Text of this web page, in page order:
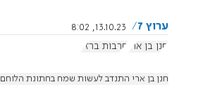
ערוץ 7
13.10.23, 8:02
חנן בן ארי
חרבות ברזל
חנן בן ארי התנדב לעשות שמח בחתונת הלוחם